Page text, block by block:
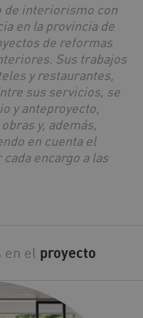
de interiorismo con
en la provincia de
de reformas
Sus trabajos
y restaurantes,
sus servicios, se
y anteproyecto,
y, además,
en cuenta el
encargo a las
en el proyecto